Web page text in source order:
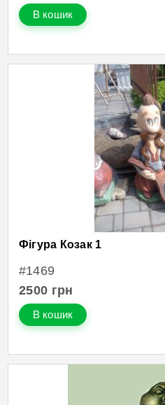
В кошик
Фігура Козак 1
#1469
2500 грн
В кошик